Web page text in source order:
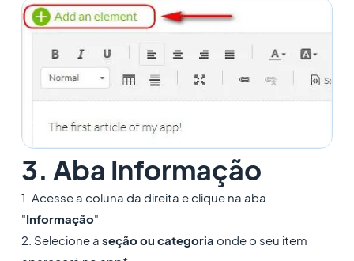
3. Aba Informação
1. Acesse a coluna da direita e clique na aba
"Informação"
2. Selecione a seção ou categoria onde o seu item